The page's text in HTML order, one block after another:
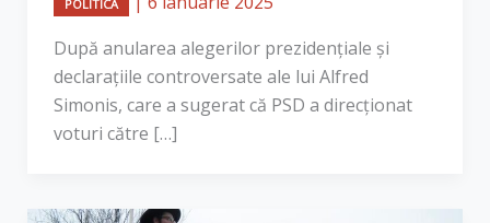
POLITICĂ
După anularea alegerilor prezidențiale și
declarațiile controversate ale lui Alfred
Simonis, care a sugerat că PSD a direcționat
voturi către […]